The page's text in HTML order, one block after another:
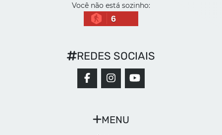
Você não está sozinho:
6
MENU
REDES SOCIAIS